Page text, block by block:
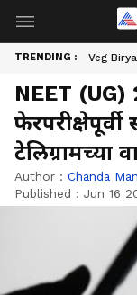
TRENDING : Veg
NEET (UG)
टेलिग्रामच्या
Author : Chanda
Published : Jun 16